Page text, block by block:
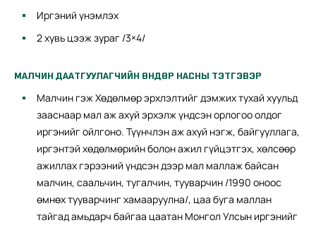
Иргэний үнэмлэх
2 хувь цээж зураг /3×4/
МАЛЧИН ДААТГУУЛАГЧИЙН ӨНДӨР НАСНЫ ТЭТГЭВЭР
Малчин гэж Хөдөлмөр эрхлэлтийг дэмжих тухай хуульд
зааснаар мал аж ахуй эрхэлж үндсэн орлогоо олдог
иргэнийг ойлгоно. Түүнчлэн аж ахуй нэгж, байгууллага,
иргэнтэй хөдөлмөрийн болон ажил гүйцэтгэх, хөлсөөр
ажиллах гэрээний үндсэн дээр мал маллаж байсан
малчин, саальчин, тугалчин, тууварчин /1990 оноос
өмнөх тууварчинг хамааруулна/, цаа буга маллан
тайгад амьдарч байгаа цаатан Монгол Улсын иргэнийг